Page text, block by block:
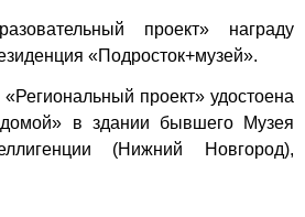
проект» награду
«Подросток+музей».
проект» удостоена
в здании бывшего Музея
(Нижний Новгород),